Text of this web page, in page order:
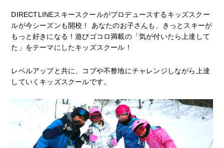
DIRECTLINEスキースクールがプロデュースするキッズスクー
ルが今シーズンも開校！ あなたのお子さんも、きっとスキーが
もっと好きになる！遊びゴコロ満載の「気が付いたら上達して
た」をテーマにしたキッズスクール！
レベルアップと共に、コブや不整地にチャレンジしながら上達
していくキッズスクールです。